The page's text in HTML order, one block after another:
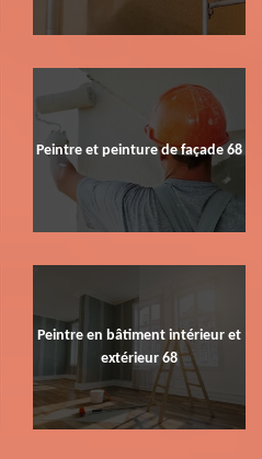
Peintre et peinture de façade 68
Peintre en bâtiment intérieur et
extérieur 68